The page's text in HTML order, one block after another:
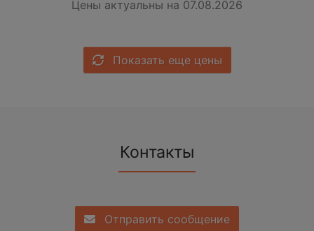
Цены актуальны на 07.08.2026
Показать еще цены
Контакты
Отправить сообщение